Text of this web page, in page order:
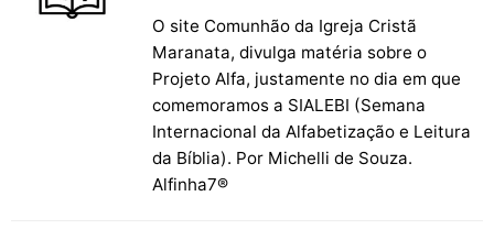
O site Comunhão da Igreja Cristã
Maranata, divulga matéria sobre o
Projeto Alfa, justamente no dia em que
comemoramos a SIALEBI (Semana
Internacional da Alfabetização e Leitura
da Bíblia). Por Michelli de Souza.
Alfinha7®